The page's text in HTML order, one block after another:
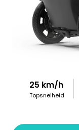
25 km/h
Topsnelheid